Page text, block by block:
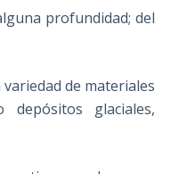
profundidad; del
de materiales
depósitos glaciales,